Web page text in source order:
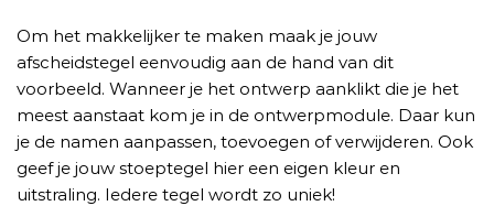
Om het makkelijker te maken maak je jouw
afscheidstegel eenvoudig aan de hand van dit
voorbeeld. Wanneer je het ontwerp aanklikt die je het
meest aanstaat kom je in de ontwerpmodule. Daar kun
je de namen aanpassen, toevoegen of verwijderen. Ook
geef je jouw stoeptegel hier een eigen kleur en
uitstraling. Iedere tegel wordt zo uniek!